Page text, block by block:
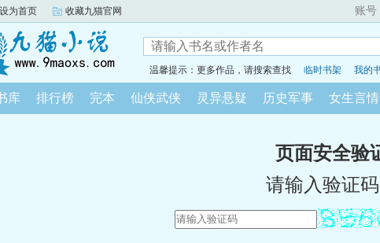
为首页 收藏九猫官网 账号
温馨提示：更多作品，请搜索查找 临时书架 我的
库 排行榜 完本 仙侠武侠 灵异悬疑 历史军事 女生言情
页面安全验
请输入验证码